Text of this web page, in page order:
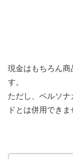
現金はもちろん商
す。
ただし、ペルソ
ドとは併用できま